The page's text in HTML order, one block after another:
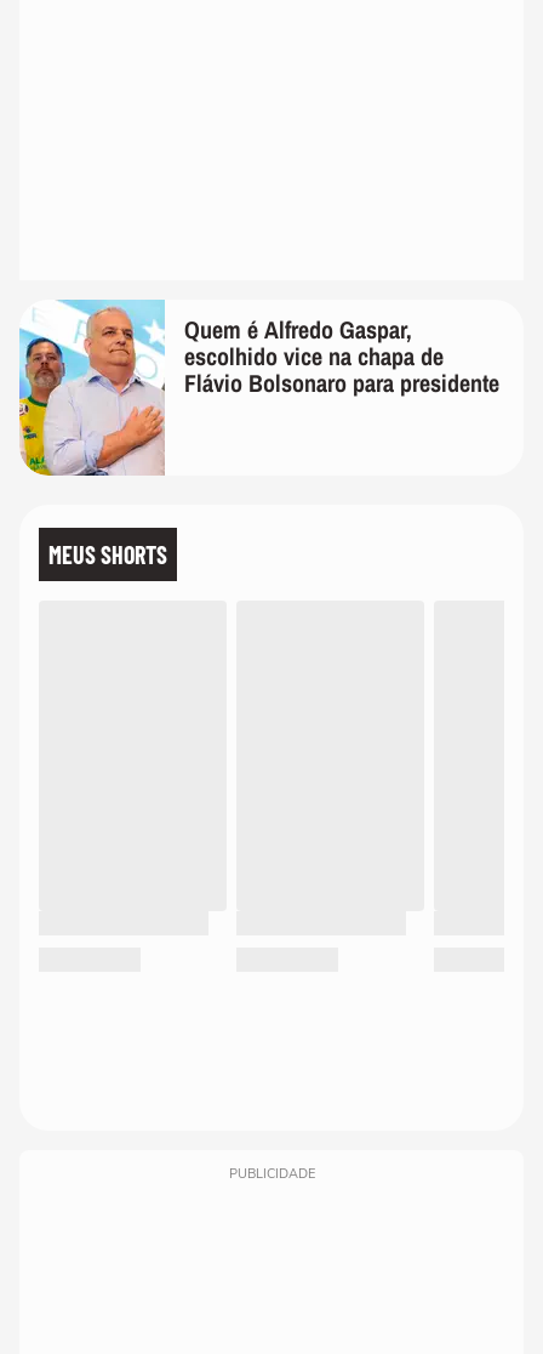
Quem é Alfredo Gaspar,
escolhido vice na chapa de
Flávio Bolsonaro para presidente
MEUS SHORTS
PUBLICIDADE